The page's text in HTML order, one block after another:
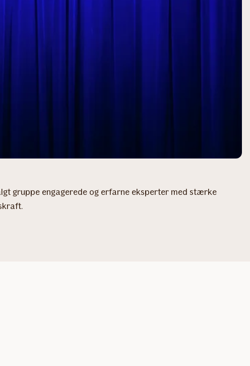
gruppe engagerede og erfarne eksperter med stærke